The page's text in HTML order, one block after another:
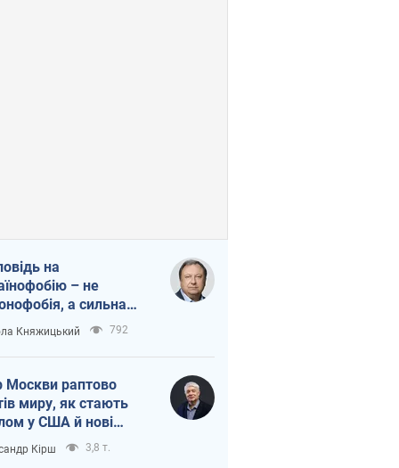
на
– не
а сильна
держава
Княжицький 792
Москви раптово
миру, як стають
у США й нові
топ-рейтинги
Кірш 3,8 т.